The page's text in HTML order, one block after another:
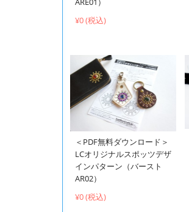
¥0 (税込)
＜PDF無料ダウンロード＞
LCオリジナルスポッツデザ
インパターン（バースト
AR02）
¥0 (税込)